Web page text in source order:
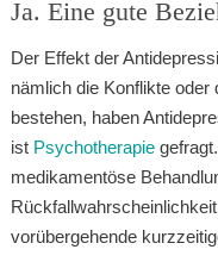
Ja. Eine gute
Der Effekt der
nämlich die Konflikte
bestehen, haben
ist Psychotherapie
medikamentöse
vorübergehende